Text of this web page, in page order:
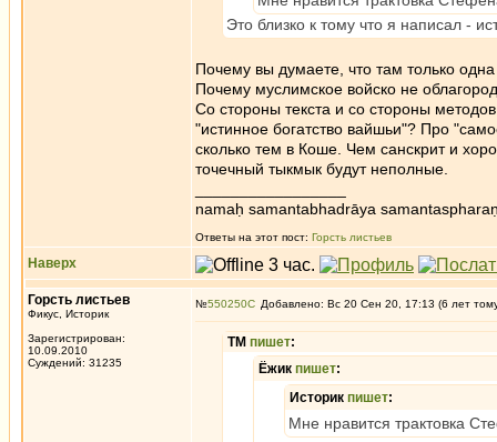
Это близко к тому что я написал -
Почему вы думаете, что там только
Почему муслимское войско не
Со стороны текста и со стороны
"истинное богатство вайшьи"? Про
сколько тем в Коше. Чем санскрит и
точечный тыкмык будут неполные.
namaḥ samantabhadrāya
Ответы на этот пост: Горсть листьев
Наверх
Горсть листьев
Фикус, Историк
Зарегистрирован:
10.09.2010
Суждений: 31235
№550250 Добавлено: Вс 20 Сен 20, 17:13 (6 лет
ТМ пишет:
Ёжик пишет:
Историк пишет:
Мне нравится трактовка